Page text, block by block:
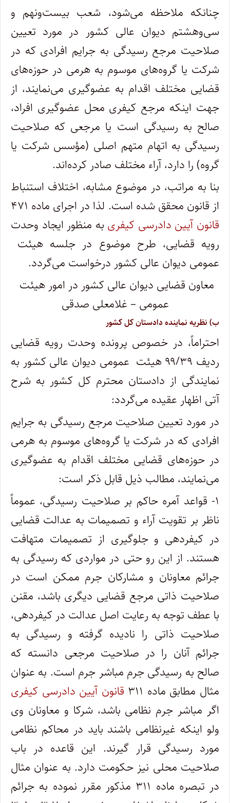
چنانکه ملاحظه می‌شود، شعب بیست‌ونهم و
سی‌وهشتم دیوان عالی کشور در مورد تعیین
صلاحیت مرجع رسیدگی به جرایم افرادی که در
شرکت یا گروه‌‌های موسوم به هرمی در حوزه‌های
قضایی مختلف اقدام به عضوگیری می‌نمایند، از
جهت اینکه مرجع کیفری محل عضوگیری افراد،
صالح به رسیدگی است یا مرجعی که صلاحیت
رسیدگی به اتهام متهم اصلی (مؤسس شرکت یا
گروه) را دارد، آراء مختلف صادر کرده‌اند.
بنا به مراتب، در موضوع مشابه، اختلاف استنباط
از قانون محقق شده است. لذا در اجرای ماده ۴۷۱
قانون آیین دادرسی کیفری به منظور ایجاد وحدت
رویه قضایی، طرح موضوع در جلسه هیئت ‌
عمومی دیوان عالی کشور درخواست می‌گردد.
معاون قضایی دیوان عالی کشور در امور هیئت ‌
عمومی – غلامعلی صدقی
ب) نظریه نماینده دادستان کل کشور
احتراماً، در خصوص پرونده وحدت رویه قضایی
ردیف ۹۹/۳۹ هیئت ‌ عمومی دیوان عالی کشور به
نمایندگی از دادستان محترم کل کشور به شرح
آتی اظهار عقیده می‌گردد:
در مورد تعیین صلاحیت مرجع رسیدگی به جرایم
افرادی که در شرکت یا گروه‌های موسوم به هرمی
در حوزه‌های قضایی مختلف اقدام به عضوگیری
می‌نمایند، مطالب ذیل قابل ذکر است:
۱- قواعد آمره حاکم بر صلاحیت رسیدگی، عموماً
ناظر بر تقویت آراء و تصمیمات به عدالت قضایی
در کیفردهی و جلوگیری از تصمیمات متهافت
هستند. از این رو حتی در مواردی که رسیدگی به
جرائم معاونان و مشارکان جرم ممکن است در
صلاحیت ذاتی مرجع قضایی دیگری باشد، مقنن
با عطف توجه به رعایت اصل عدالت در کیفردهی،
صلاحیت ذاتی را نادیده گرفته و رسیدگی به
جرائم آنان را در صلاحیت مرجعی دانسته که
صالح به رسیدگی جرم مباشر جرم است. به عنوان
مثال مطابق ماده ۳۱۱
قانون آیین دادرسی کیفری
اگر مباشر جرم نظامی باشد، شرکا و معاونان وی
ولو اینکه غیرنظامی باشند باید در محاکم نظامی
مورد رسیدگی قرار گیرند. این قاعده در باب
صلاحیت محلی نیز حکومت دارد. به عنوان مثال
در تبصره ماده ۳۱۱ مذکور مقرر نموده به جرائم